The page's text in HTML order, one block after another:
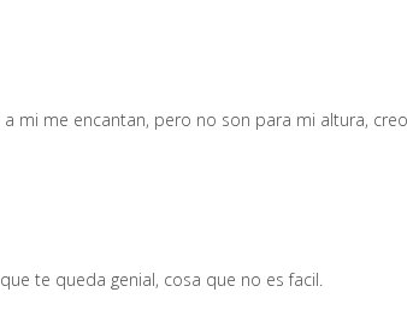
mi me encantan, pero no son para mi altura,
te queda genial, cosa que no es facil.